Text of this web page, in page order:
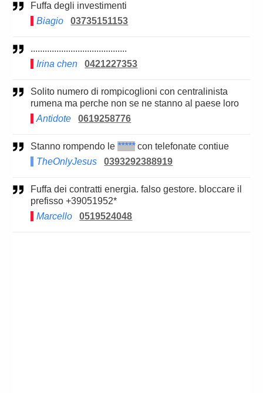
Fuffa degli investimenti
Biagio
03735151153
.........................................
Irina chen
0421227353
Solito numero di rompicoglioni con centralinista
rumena ma perche non se ne stanno al paese loro
Antidote
0619258776
Stanno rompendo le *****con telefonate contiue
TheOnlyJesus
0393292388919
Fuffa dei contratti energia. falso gestore. bloccare il
prefisso +39051952*
Marcello
0519524048